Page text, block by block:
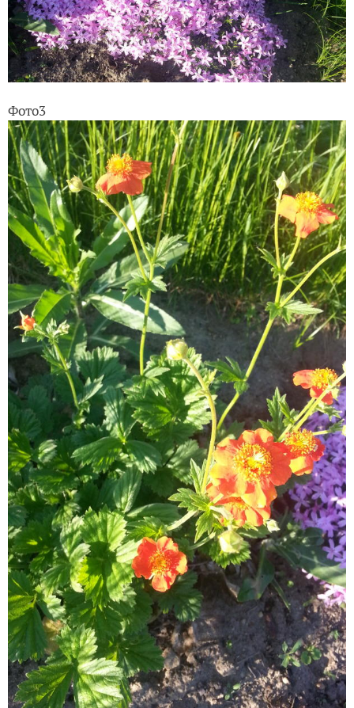
Фото3